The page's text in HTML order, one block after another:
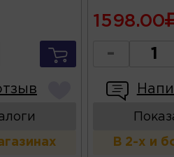
1598.00
-
В 2-х и